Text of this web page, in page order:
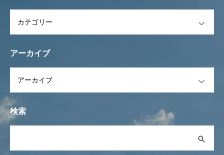
アーカイブ
検索